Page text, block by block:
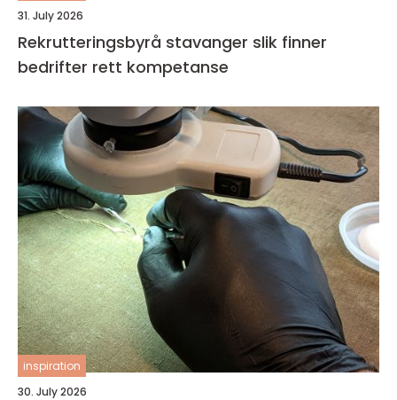
31. July 2026
Rekrutteringsbyrå stavanger slik finner
bedrifter rett kompetanse
inspiration
30. July 2026